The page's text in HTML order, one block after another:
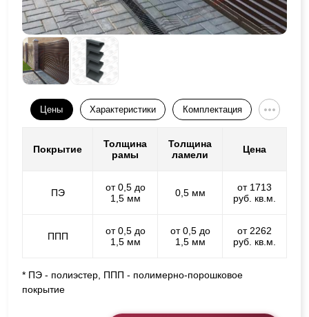
Цены Характеристики Комплектация
Покрытие
Толщина
рамы
Толщина
ламели
Цена
ПЭ
от 0,5 до
1,5 мм
0,5 мм
от 1713
руб. кв.м.
ППП
от 0,5 до
1,5 мм
от 0,5 до
1,5 мм
от 2262
руб. кв.м.
* ПЭ - полиэстер, ППП - полимерно-порошковое
покрытие